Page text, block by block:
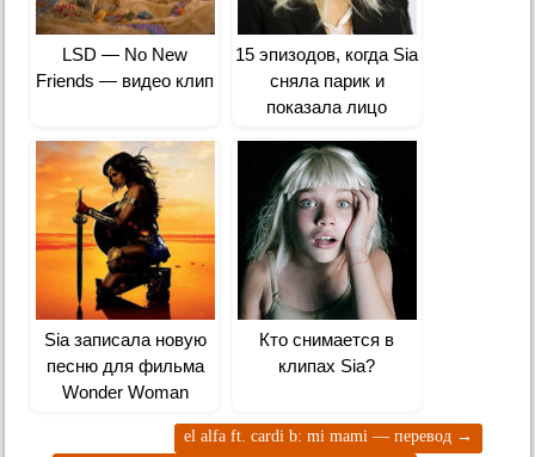
LSD — No New
Friends — видео клип
15 эпизодов, когда Sia
сняла парик и
показала лицо
Sia записала новую
песню для фильма
Wonder Woman
Кто снимается в
клипах Sia?
el alfa ft. cardi b: mi mami — перевод →